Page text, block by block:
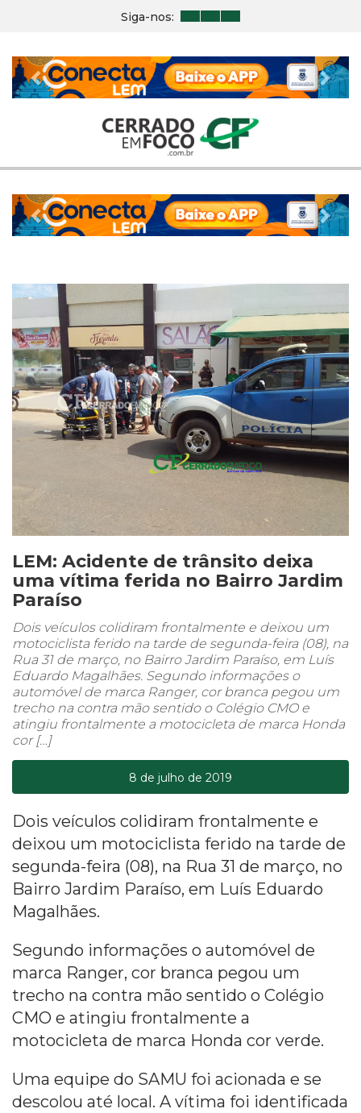
Siga-nos:
Previous Next
Previous Next
LEM: Acidente de trânsito deixa
uma vítima ferida no Bairro Jardim
Paraíso
Dois veículos colidiram frontalmente e deixou um
motociclista ferido na tarde de segunda-feira (08), na
Rua 31 de março, no Bairro Jardim Paraíso, em Luís
Eduardo Magalhães. Segundo informações o
automóvel de marca Ranger, cor branca pegou um
trecho na contra mão sentido o Colégio CMO e
atingiu frontalmente a motocicleta de marca Honda
cor […]
8 de julho de 2019
Dois veículos colidiram frontalmente e
deixou um motociclista ferido na tarde de
segunda-feira (08), na Rua 31 de março, no
Bairro Jardim Paraíso, em Luís Eduardo
Magalhães.
Segundo informações o automóvel de
marca Ranger, cor branca pegou um
trecho na contra mão sentido o Colégio
CMO e atingiu frontalmente a
motocicleta de marca Honda cor verde.
Uma equipe do SAMU foi acionada e se
descolou até local. A vítima foi identificada